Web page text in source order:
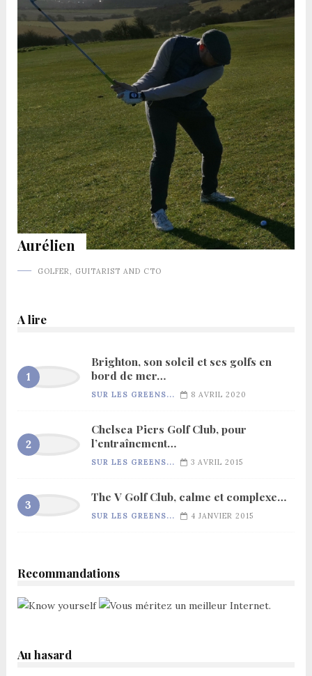
Aurélien
GOLFER, GUITARIST AND CTO
A lire
Brighton, son soleil et ses golfs en
bord de mer…
SUR LES GREENS... 8 AVRIL 2020
Chelsea Piers Golf Club, pour
l’entraînement…
SUR LES GREENS... 3 AVRIL 2015
The V Golf Club, calme et complexe…
SUR LES GREENS... 4 JANVIER 2015
Recommandations
Au hasard